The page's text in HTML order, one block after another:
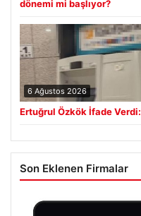
dönemi mi başlıyor?
6 Ağustos 2026
Ertuğrul Özkök İfade Verdi:
Son Eklenen Firmalar